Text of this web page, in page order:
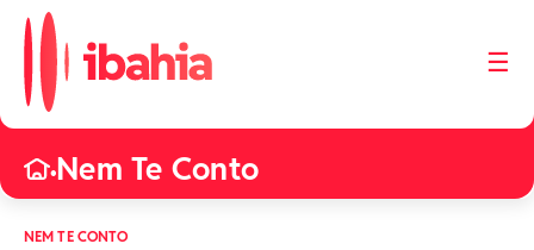
☰
•Nem Te Conto
NEM TE CONTO